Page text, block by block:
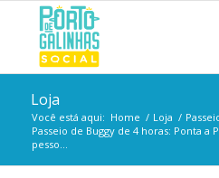
Loja
Você está aqui: Home / Loja /
Passeio de Buggy de 4 horas: Ponta a
pesso...